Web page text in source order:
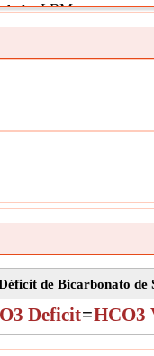
LBM
Peso
de Bicarbonato de
Deficit=HCO3